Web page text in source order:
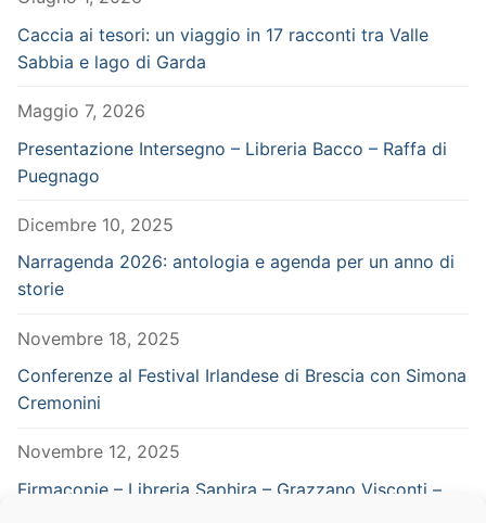
Caccia ai tesori: un viaggio in 17 racconti tra Valle
Sabbia e lago di Garda
Maggio 7, 2026
Presentazione Intersegno – Libreria Bacco – Raffa di
Puegnago
Dicembre 10, 2025
Narragenda 2026: antologia e agenda per un anno di
storie
Novembre 18, 2025
Conferenze al Festival Irlandese di Brescia con Simona
Cremonini
Novembre 12, 2025
Firmacopie – Libreria Saphira – Grazzano Visconti –